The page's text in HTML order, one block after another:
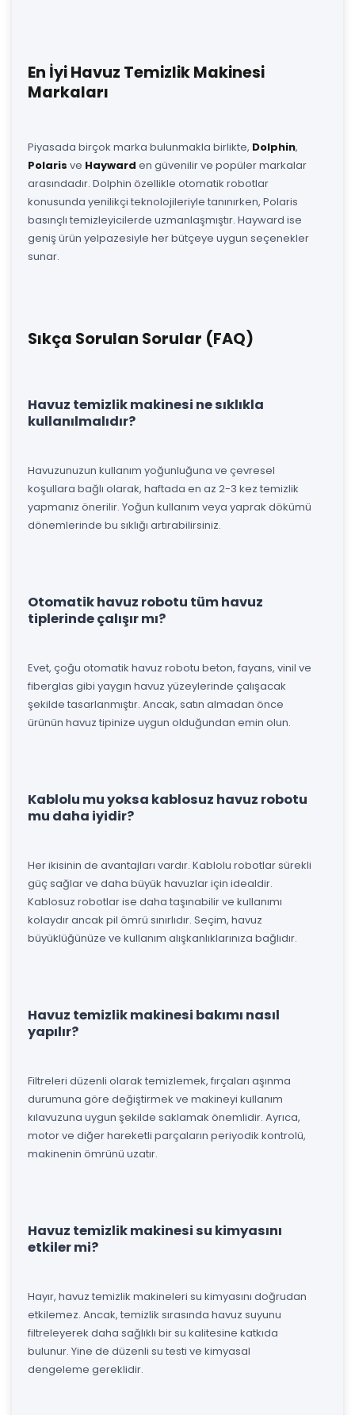
En İyi Havuz Temizlik Makinesi
Markaları
Piyasada birçok marka bulunmakla birlikte, Dolphin,
Polaris ve Hayward en güvenilir ve popüler markalar
arasındadır. Dolphin özellikle otomatik robotlar
konusunda yenilikçi teknolojileriyle tanınırken, Polaris
basınçlı temizleyicilerde uzmanlaşmıştır. Hayward ise
geniş ürün yelpazesiyle her bütçeye uygun seçenekler
sunar.
Sıkça Sorulan Sorular (FAQ)
Havuz temizlik makinesi ne sıklıkla
kullanılmalıdır?
Havuzunuzun kullanım yoğunluğuna ve çevresel
koşullara bağlı olarak, haftada en az 2-3 kez temizlik
yapmanız önerilir. Yoğun kullanım veya yaprak dökümü
dönemlerinde bu sıklığı artırabilirsiniz.
Otomatik havuz robotu tüm havuz
tiplerinde çalışır mı?
Evet, çoğu otomatik havuz robotu beton, fayans, vinil ve
fiberglas gibi yaygın havuz yüzeylerinde çalışacak
şekilde tasarlanmıştır. Ancak, satın almadan önce
ürünün havuz tipinize uygun olduğundan emin olun.
Kablolu mu yoksa kablosuz havuz robotu
mu daha iyidir?
Her ikisinin de avantajları vardır. Kablolu robotlar sürekli
güç sağlar ve daha büyük havuzlar için idealdir.
Kablosuz robotlar ise daha taşınabilir ve kullanımı
kolaydır ancak pil ömrü sınırlıdır. Seçim, havuz
büyüklüğünüze ve kullanım alışkanlıklarınıza bağlıdır.
Havuz temizlik makinesi bakımı nasıl
yapılır?
Filtreleri düzenli olarak temizlemek, fırçaları aşınma
durumuna göre değiştirmek ve makineyi kullanım
kılavuzuna uygun şekilde saklamak önemlidir. Ayrıca,
motor ve diğer hareketli parçaların periyodik kontrolü,
makinenin ömrünü uzatır.
Havuz temizlik makinesi su kimyasını
etkiler mi?
Hayır, havuz temizlik makineleri su kimyasını doğrudan
etkilemez. Ancak, temizlik sırasında havuz suyunu
filtreleyerek daha sağlıklı bir su kalitesine katkıda
bulunur. Yine de düzenli su testi ve kimyasal
dengeleme gereklidir.